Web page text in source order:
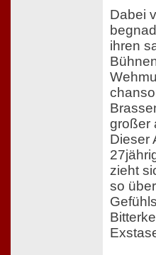
Dabei
ihren
großer
Dieser
zieht
so